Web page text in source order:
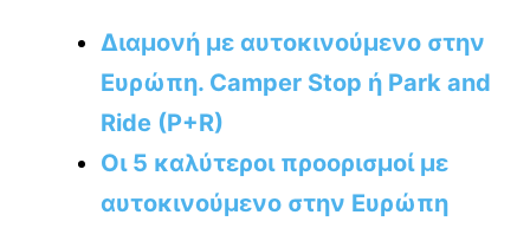
Διαμονή με αυτοκινούμενο στην
Ευρώπη. Camper Stop ή Park and
Ride (P+R)
Οι 5 καλύτεροι προορισμοί με
αυτοκινούμενο στην Ευρώπη